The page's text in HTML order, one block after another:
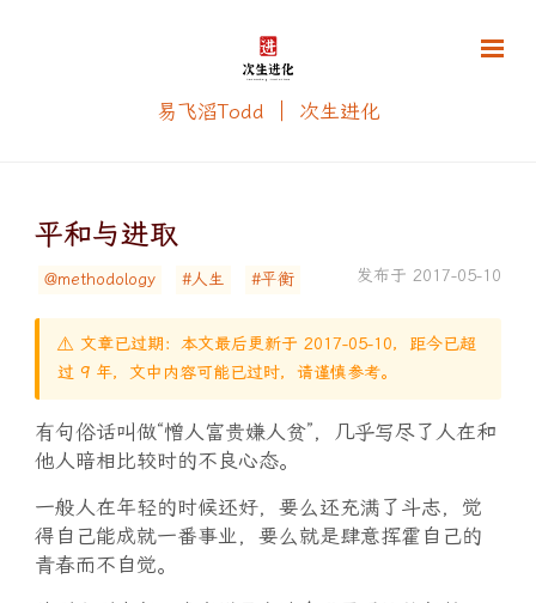
易飞滔Todd ｜ 次生进化
平和与进取
发布于 2017-05-10
@methodology #人生 #平衡
⚠️ 文章已过期：本文最后更新于 2017-05-10，距今已超
过 9 年，文中内容可能已过时，请谨慎参考。
有句俗话叫做“憎人富贵嫌人贫”，几乎写尽了人在和
他人暗相比较时的不良心态。
一般人在年轻的时候还好，要么还充满了斗志，觉
得自己能成就一番事业，要么就是肆意挥霍自己的
青春而不自觉。